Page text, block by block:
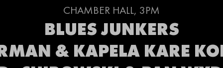
CHAMBER HALL, 3PM
BLUES JUNKERS
& KAPELA KARE